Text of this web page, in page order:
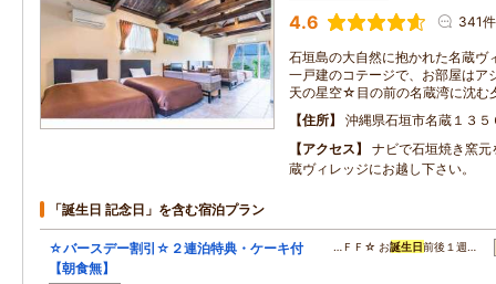
4.6 341件
石垣島の大自然に抱かれた名蔵ヴ
一戸建のコテージで、お部屋はア
天の星空☆目の前の名蔵湾に沈
住所
沖縄県石垣市名蔵１３
アクセス
ナビで石垣焼き窯
蔵ヴィレッジにお越し下さい。
「誕生日 記念日」を含む宿泊プラン
☆バースデー割引☆２連泊特典・ケーキ付
【朝食無】
…ＦＦ☆ お誕生日前後１週…